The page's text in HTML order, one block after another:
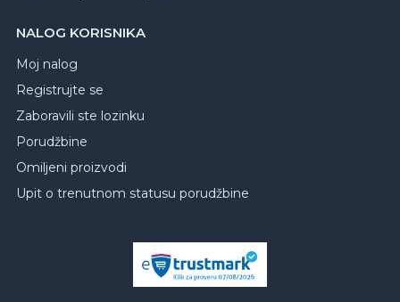
NALOG KORISNIKA
Moj nalog
Registrujte se
Zaboravili ste lozinku
Porudžbine
Omiljeni proizvodi
Upit o trenutnom statusu porudžbine